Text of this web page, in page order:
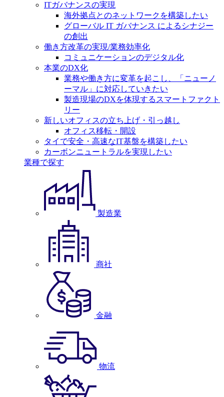
ITガバナンスの実現
海外拠点とのネットワークを構築したい
グローバル IT ガバナンス によるシナジー
の創出
働き方改革の実現/業務効率化
コミュニケーションのデジタル化
本業のDX化
業務や働き方に変革を起こし、「ニューノ
ーマル」に対応していきたい
製造現場のDXを体現するスマートファクト
リー
新しいオフィスの立ち上げ・引っ越し
オフィス移転・開設
タイで安全・高速なIT基盤を構築したい
カーボンニュートラルを実現したい
業種で探す
製造業
商社
金融
物流